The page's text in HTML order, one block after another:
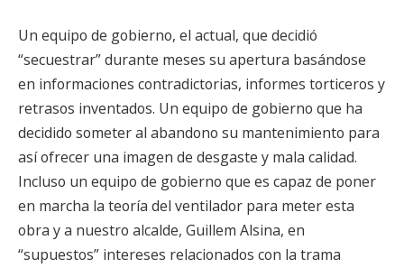
Un equipo de gobierno, el actual, que decidió
“secuestrar” durante meses su apertura basándose
en informaciones contradictorias, informes torticeros y
retrasos inventados. Un equipo de gobierno que ha
decidido someter al abandono su mantenimiento para
así ofrecer una imagen de desgaste y mala calidad.
Incluso un equipo de gobierno que es capaz de poner
en marcha la teoría del ventilador para meter esta
obra y a nuestro alcalde, Guillem Alsina, en
“supuestos” intereses relacionados con la trama